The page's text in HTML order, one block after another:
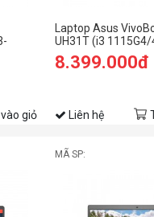
giỏ
Laptop Asus
UH31T (i3 1115G4/
RAM/128GB SSD/
10/Xám)
8.399.000đ
Liên hệ
MÃ SP: